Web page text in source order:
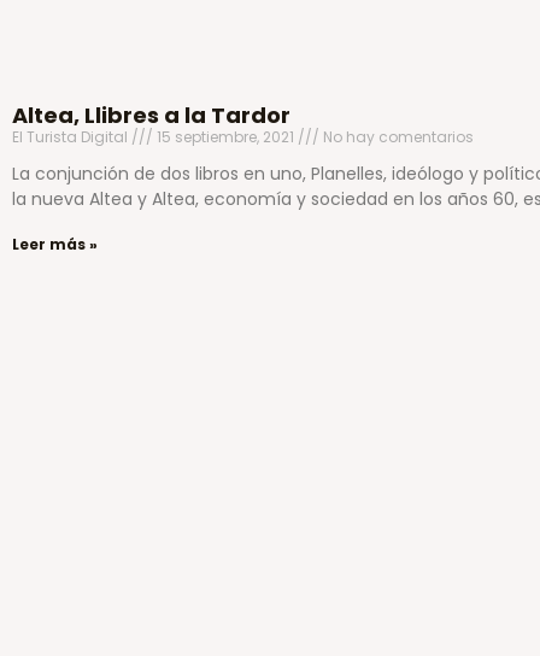
Altea, Llibres a la Tardor
El Turista Digital 15 septiembre, 2021 No hay comentarios
La conjunción de dos libros en uno, Planelles, ideólogo y
la nueva Altea y Altea, economía y sociedad en los años 60,
Leer más »